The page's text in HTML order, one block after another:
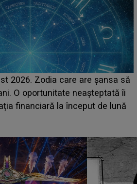
prima zi. Cine sunt artiștii
și de la ce ore au loc cele mai
scena principală?